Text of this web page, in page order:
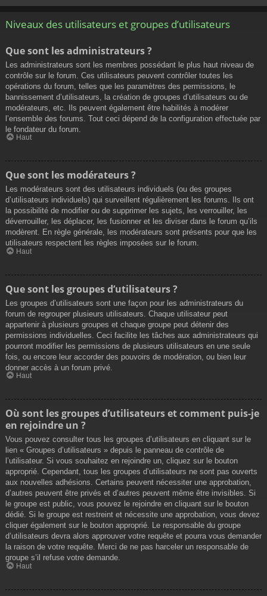
Niveaux des utilisateurs et groupes d’utilisateurs
Que sont les administrateurs ?
Les administrateurs sont les membres possédant le plus haut niveau de
contrôle sur le forum. Ces utilisateurs peuvent contrôler toutes les
opérations du forum, telles que les paramètres des permissions, le
bannissement d’utilisateurs, la création de groupes d’utilisateurs ou de
modérateurs, etc. Ils peuvent également être habilités à modérer
l’ensemble des forums. Tout ceci dépend de la configuration effectuée par
le fondateur du forum.
Haut
Que sont les modérateurs ?
Les modérateurs sont des utilisateurs individuels (ou des groupes
d’utilisateurs individuels) qui surveillent régulièrement les forums. Ils ont
la possibilité de modifier ou de supprimer les sujets, les verrouiller, les
déverrouiller, les déplacer, les fusionner et les diviser dans le forum qu’ils
modèrent. En règle générale, les modérateurs sont présents pour que les
utilisateurs respectent les règles imposées sur le forum.
Haut
Que sont les groupes d’utilisateurs ?
Les groupes d’utilisateurs sont une façon pour les administrateurs du
forum de regrouper plusieurs utilisateurs. Chaque utilisateur peut
appartenir à plusieurs groupes et chaque groupe peut détenir des
permissions individuelles. Ceci facilite les tâches aux administrateurs qui
pourront modifier les permissions de plusieurs utilisateurs en une seule
fois, ou encore leur accorder des pouvoirs de modération, ou bien leur
donner accès à un forum privé.
Haut
Où sont les groupes d’utilisateurs et comment puis-je
en rejoindre un ?
Vous pouvez consulter tous les groupes d’utilisateurs en cliquant sur le
lien « Groupes d’utilisateurs » depuis le panneau de contrôle de
l’utilisateur. Si vous souhaitez en rejoindre un, cliquez sur le bouton
approprié. Cependant, tous les groupes d’utilisateurs ne sont pas ouverts
aux nouvelles adhésions. Certains peuvent nécessiter une approbation,
d’autres peuvent être privés et d’autres peuvent même être invisibles. Si
le groupe est public, vous pouvez le rejoindre en cliquant sur le bouton
dédié. Si le groupe est restreint et nécessite une approbation, vous devez
cliquer également sur le bouton approprié. Le responsable du groupe
d’utilisateurs devra alors approuver votre requête et pourra vous demander
la raison de votre requête. Merci de ne pas harceler un responsable de
groupe s’il refuse votre demande.
Haut